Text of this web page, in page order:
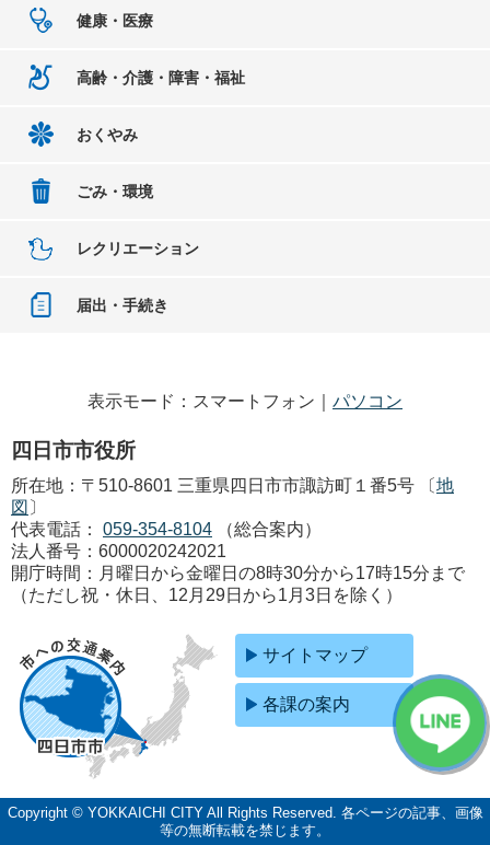
健康・医療
高齢・介護・障害・福祉
おくやみ
ごみ・環境
レクリエーション
届出・手続き
表示モード：スマートフォン｜ パソコン
四日市市役所
所在地：〒510-8601 三重県四日市市諏訪町１番5号 〔地
図 〕
代表電話：
059-354-8104
（総合案内）
法人番号：6000020242021
開庁時間：月曜日から金曜日の8時30分から17時15分まで
（ただし祝・休日、12月29日から1月3日を除く）
サイトマップ
各課の案内
Copyright © YOKKAICHI CITY All Rights Reserved. 各ページの記事、画像
等の無断転載を禁じます。